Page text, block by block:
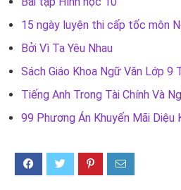
15 ngày luyện thi cấp tốc môn
Bởi Vì Ta Yêu Nhau
Sách Giáo Khoa Ngữ Văn Lớp 9
Tiếng Anh Trong Tài Chính Và
99 Phương Án Khuyến Mãi Diệu